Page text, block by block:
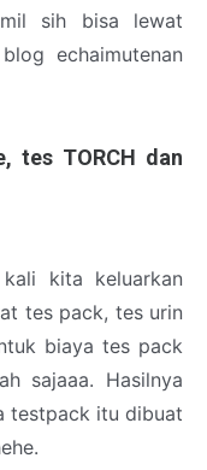
sih bisa lewat
echaimutenan
tes TORCH dan
kita keluarkan
tes pack, tes urin
biaya tes pack
sajaaa. Hasilnya
testpack itu dibuat